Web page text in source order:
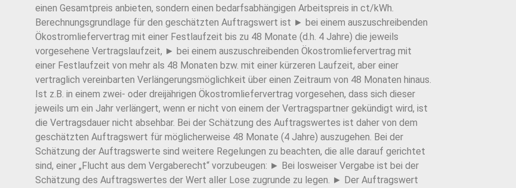
einen Gesamtpreis anbieten, sondern einen bedarfsabhängigen Arbeitspreis in ct/kWh.
Berechnungsgrundlage für den geschätzten Auftragswert ist ► bei einem auszuschreibenden
Ökostromliefervertrag mit einer Festlaufzeit bis zu 48 Monate (d.h. 4 Jahre) die jeweils
vorgesehene Vertragslaufzeit, ► bei einem auszuschreibenden Ökostromliefervertrag mit
einer Festlaufzeit von mehr als 48 Monaten bzw. mit einer kürzeren Laufzeit, aber einer
vertraglich vereinbarten Verlängerungsmöglichkeit über einen Zeitraum von 48 Monaten hinaus.
Ist z.B. in einem zwei- oder dreijährigen Ökostromliefervertrag vorgesehen, dass sich dieser
jeweils um ein Jahr verlängert, wenn er nicht von einem der Vertragspartner gekündigt wird, ist
die Vertragsdauer nicht absehbar. Bei der Schätzung des Auftragswertes ist daher von dem
geschätzten Auftragswert für möglicherweise 48 Monate (4 Jahre) auszugehen. Bei der
Schätzung der Auftragswerte sind weitere Regelungen zu beachten, die alle darauf gerichtet
sind, einer „Flucht aus dem Vergaberecht“ vorzubeugen: ► Bei losweiser Vergabe ist bei der
Schätzung des Auftragswertes der Wert aller Lose zugrunde zu legen. ► Der Auftragswert